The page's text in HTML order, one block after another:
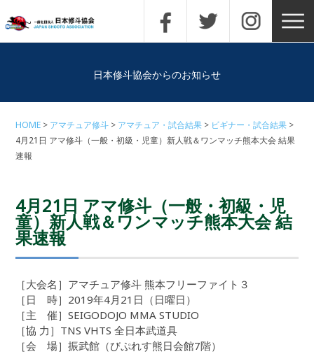
日本修斗協会からのお知らせ
HOME アマチュア修斗 アマチュア・試合結果
ビギナー・試合結果
4月21日 アマ修斗（一般・初級・児童）新人戦＆ワンマッチ熊本大会 結果
速報
4月21日 アマ修斗（一般・初級・児
童）新人戦＆ワンマッチ熊本大会 結
果速報
［大会名］アマチュア修斗 熊本フリーファイト３
［日 時］2019年4月21日（日曜日）
［主 催］SEIGODOJO MMA STUDIO
［協 力］TNS VHTS 全日本武道具
［会 場］振武館（びぷれす熊日会館7階）